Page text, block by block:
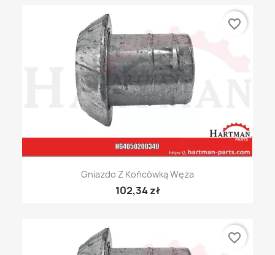
Gniazdo Z Końcówką Węża
102,34 zł
favorite_border
favorite_border